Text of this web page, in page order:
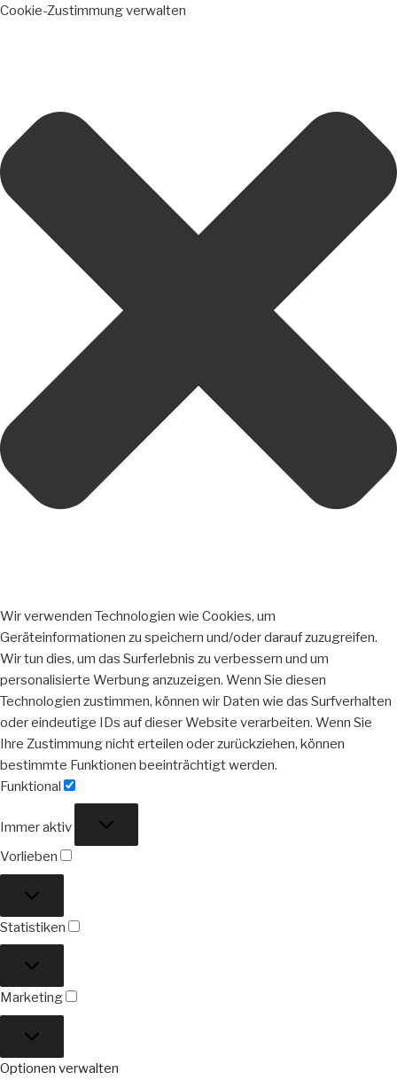
Cookie-Zustimmung verwalten
Wir verwenden Technologien wie Cookies, um
Geräteinformationen zu speichern und/oder darauf zuzugreifen.
Wir tun dies, um das Surferlebnis zu verbessern und um
personalisierte Werbung anzuzeigen. Wenn Sie diesen
Technologien zustimmen, können wir Daten wie das Surfverhalten
oder eindeutige IDs auf dieser Website verarbeiten. Wenn Sie
Ihre Zustimmung nicht erteilen oder zurückziehen, können
bestimmte Funktionen beeinträchtigt werden.
Funktional
Immer aktiv
Vorlieben
Statistiken
Marketing
Optionen verwalten